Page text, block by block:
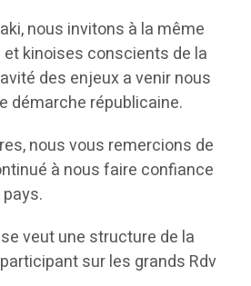
nous invitons à la même
kinoises conscients de la
des enjeux a venir nous
démarche républicaine.
nous vous remercions de
à nous faire confiance
veut une structure de la
sur les grands Rdv